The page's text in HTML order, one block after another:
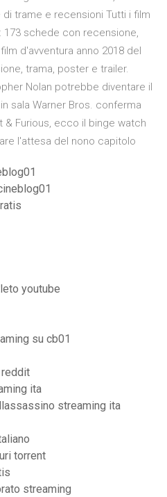
trame e recensioni Tutti i film
173 schede con recensione,
d'avventura anno 2018 del
trama, poster e trailer.
Nolan potrebbe diventare il
sala Warner Bros. conferma
& Furious, ecco il binge watch
l'attesa del nono capitolo
youtube
su cb01
ita
streaming ita
torrent
streaming